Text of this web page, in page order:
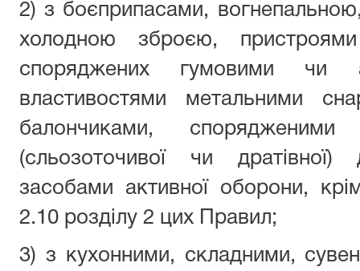
2) з боєприпасами,
холодною зброєю,
споряджених гумовими чи
властивостями метальними
балончиками, спорядженими
(сльозоточивої чи дратівної)
засобами активної оборони,
2.10 розділу 2 цих Правил;
3) з кухонними, складними,